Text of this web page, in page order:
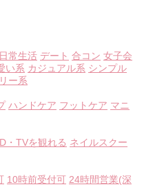
日常生活 デート 合コン 女子会
い系 カジュアル系 シンプル
ー系
ハンドケア フットケア マニ
・TVを観れる ネイルスクー
10時前受付可 24時間営業(深